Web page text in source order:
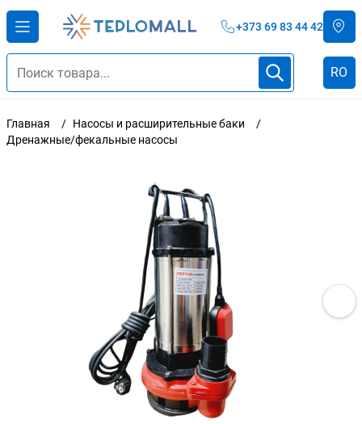
+373 69 83 44 42
RO
Главная
Насосы и расширительные баки
Дренажные/фекальные насосы